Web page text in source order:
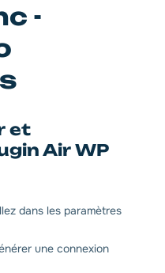
-
et
Air WP
dans les paramètres
une connexion